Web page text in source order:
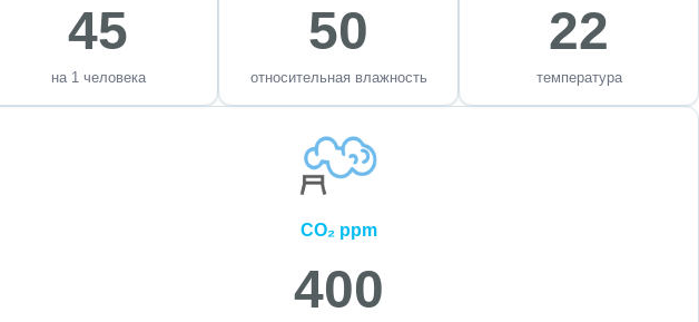
45
на 1 человека
50
относительная влажность
22
температура
CO₂ ppm
400